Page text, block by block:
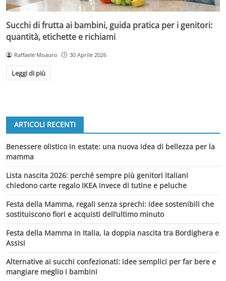
Succhi di frutta ai bambini, guida pratica per i genitori:
quantità, etichette e richiami
Raffaele Moauro 30 Aprile 2026
Leggi di più
ARTICOLI RECENTI
Benessere olistico in estate: una nuova idea di bellezza per la
mamma
Lista nascita 2026: perché sempre più genitori italiani
chiedono carte regalo IKEA invece di tutine e peluche
Festa della Mamma, regali senza sprechi: idee sostenibili che
sostituiscono fiori e acquisti dell’ultimo minuto
Festa della Mamma in Italia, la doppia nascita tra Bordighera e
Assisi
Alternative ai succhi confezionati: idee semplici per far bere e
mangiare meglio i bambini